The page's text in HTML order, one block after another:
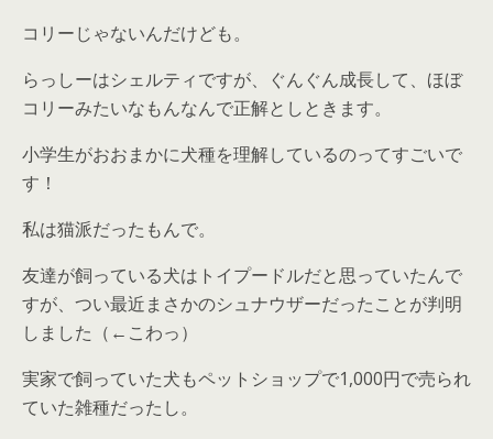
コリーじゃないんだけども。
らっしーはシェルティですが、ぐんぐん成長して、ほぼ
コリーみたいなもんなんで正解としときます。
小学生がおおまかに犬種を理解しているのってすごいで
す！
私は猫派だったもんで。
友達が飼っている犬はトイプードルだと思っていたんで
すが、つい最近まさかのシュナウザーだったことが判明
しました（←こわっ）
実家で飼っていた犬もペットショップで1,000円で売られ
ていた雑種だったし。